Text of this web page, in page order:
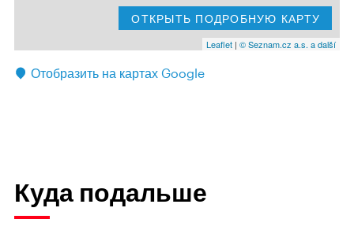
ОТКРЫТЬ ПОДРОБНУЮ КАРТУ
Leaflet | © Seznam.cz a.s. a další
Отобразить на картах Google
Куда подальше